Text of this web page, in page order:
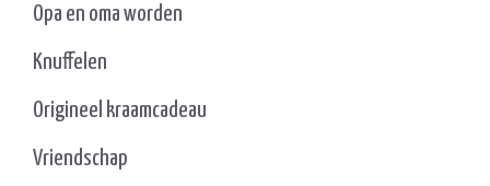
Opa en oma worden
Knuffelen
Origineel kraamcadeau
Vriendschap